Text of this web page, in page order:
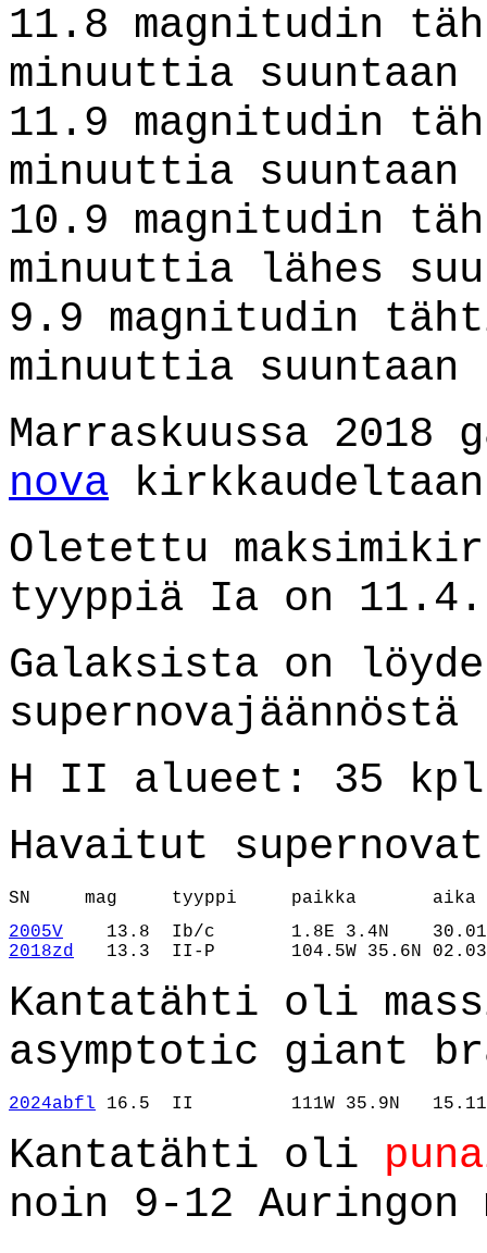
11.8 magnitudin
minuuttia suuntaan
11.9 magnitudin
minuuttia suuntaan
10.9 magnitudin
minuuttia lähes
9.9 magnitudin
minuuttia suuntaan
Marraskuussa
nova
Oletettu
tyyppiä Ia on 11.4.
Galaksista on
supernovajäännöstä
H II alueet: 35 kpl
Havaitut
SN     mag     tyyppi     paikka
2005V
2018zd
13.3  II-P       104.5W 35.6N
Kantatähti oli
asymptotic giant
2024abfl 16.5  II         111W 35.9N
Kantatähti oli
noin 9-12 Auringon